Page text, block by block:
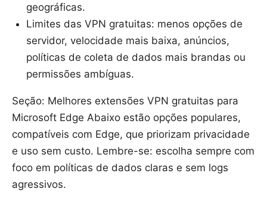
geográficas.
Limites das VPN gratuitas: menos opções de
servidor, velocidade mais baixa, anúncios,
políticas de coleta de dados mais brandas ou
permissões ambíguas.
Seção: Melhores extensões VPN gratuitas para
Microsoft Edge Abaixo estão opções populares,
compatíveis com Edge, que priorizam privacidade
e uso sem custo. Lembre-se: escolha sempre com
foco em políticas de dados claras e sem logs
agressivos.